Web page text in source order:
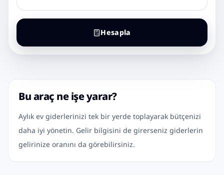
Hesapla
Bu araç ne işe yarar?
Aylık ev giderlerinizi tek bir yerde toplayarak bütçenizi
daha iyi yönetin. Gelir bilgisini de girerseniz giderlerin
gelirinize oranını da görebilirsiniz.